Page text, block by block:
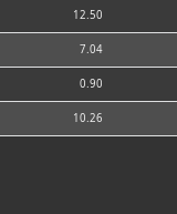
12.50
7.04
0.90
10.26